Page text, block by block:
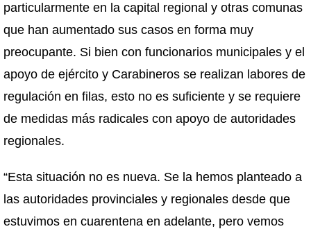
particularmente en la capital regional y otras comunas
que han aumentado sus casos en forma muy
preocupante. Si bien con funcionarios municipales y el
apoyo de ejército y Carabineros se realizan labores de
regulación en filas, esto no es suficiente y se requiere
de medidas más radicales con apoyo de autoridades
regionales.
“Esta situación no es nueva. Se la hemos planteado a
las autoridades provinciales y regionales desde que
estuvimos en cuarentena en adelante, pero vemos